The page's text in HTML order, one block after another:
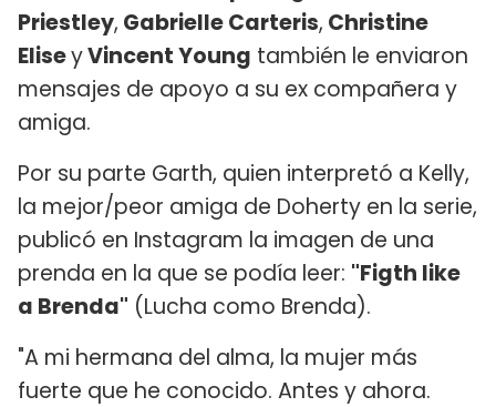
Priestley, Gabrielle Carteris, Christine
EliseyVincent Young también le enviaron
mensajes de apoyo a su ex compañera y
amiga.
Por su parte Garth, quien interpretó a Kelly,
la mejor/peor amiga de Doherty en la serie,
publicó en Instagram la imagen de una
prenda en la que se podía leer: "Figth like
a Brenda" (Lucha como Brenda).
"A mi hermana del alma, la mujer más
fuerte que he conocido. Antes y ahora.